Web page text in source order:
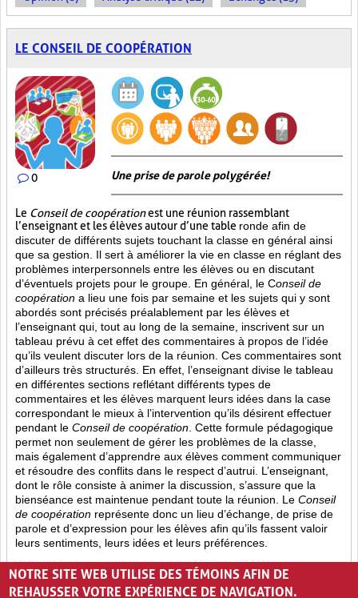
LE CONSEIL DE COOPÉRATION
0 Une prise de parole polygérée!
Le Conseil de coopérationest une réunion rassemblant
l’enseignant et les élèves autour d’une table ronde afin de
discuter de différents sujets touchant la classe en général ainsi
que sa gestion. Il sert à améliorer la vie en classe en réglant des
problèmes interpersonnels entre les élèves ou en discutant
d’éventuels projets pour le groupe. En général, le Conseil de
coopération a lieu une fois par semaine et les sujets qui y sont
abordés sont précisés préalablement par les élèves et
l’enseignant qui, tout au long de la semaine, inscrivent sur un
tableau prévu à cet effet des commentaires à propos de l’idée
qu’ils veulent discuter lors de la réunion. Ces commentaires sont
d’ailleurs très structurés. En effet, l’enseignant divise le tableau
en différentes sections reflétant différents types de
commentaires et les élèves marquent leurs idées dans la case
correspondant le mieux à l’intervention qu’ils désirent effectuer
pendant le Conseil de coopération . Cette formule pédagogique
permet non seulement de gérer les problèmes de la classe,
mais également d’apprendre aux élèves comment communiquer
et résoudre des conflits dans le respect d’autrui. L’enseignant,
dont le rôle consiste à animer la discussion, s’assure que la
bienséance est maintenue pendant toute la réunion. Le Conseil
de coopération représente donc un lieu d’échange, de prise de
parole et d’expression pour les élèves afin qu’ils fassent valoir
leurs sentiments, leurs idées et leurs préférences.
Opinion (8) Partage (13) Rétroaction (4)
NOTRE SITE WEB UTILISE DES TÉMOINS AFIN DE
REHAUSSER VOTRE EXPÉRIENCE DE NAVIGATION.